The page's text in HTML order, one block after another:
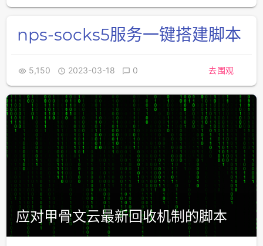
nps-socks5服务一键搭建脚本
 5,150  2023-03-18  0 去围观
应对甲骨文云最新回收机制的脚本